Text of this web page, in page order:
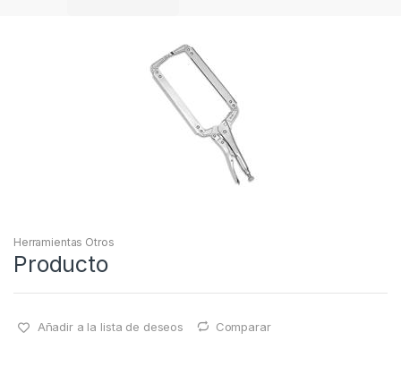
Herramientas Otros
Producto
Añadir a la lista de deseos Comparar